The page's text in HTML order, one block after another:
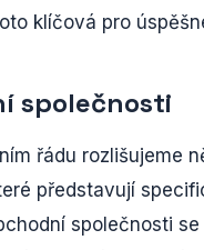
klíčová pro
společnosti
řádu rozlišujeme
představují
společnosti